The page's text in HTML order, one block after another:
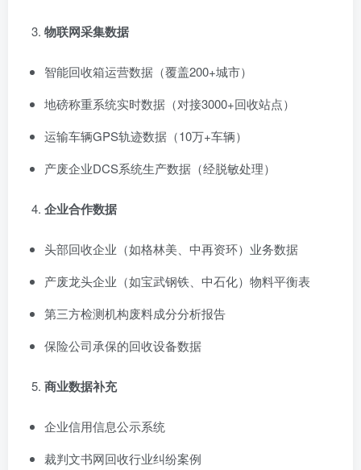
物联网采集数据
智能回收箱运营数据（覆盖200+城市）
地磅称重系统实时数据（对接3000+回收站点）
运输车辆GPS轨迹数据（10万+车辆）
产废企业DCS系统生产数据（经脱敏处理）
企业合作数据
头部回收企业（如格林美、中再资环）业务数据
产废龙头企业（如宝武钢铁、中石化）物料平衡表
第三方检测机构废料成分分析报告
保险公司承保的回收设备数据
商业数据补充
企业信用信息公示系统
裁判文书网回收行业纠纷案例